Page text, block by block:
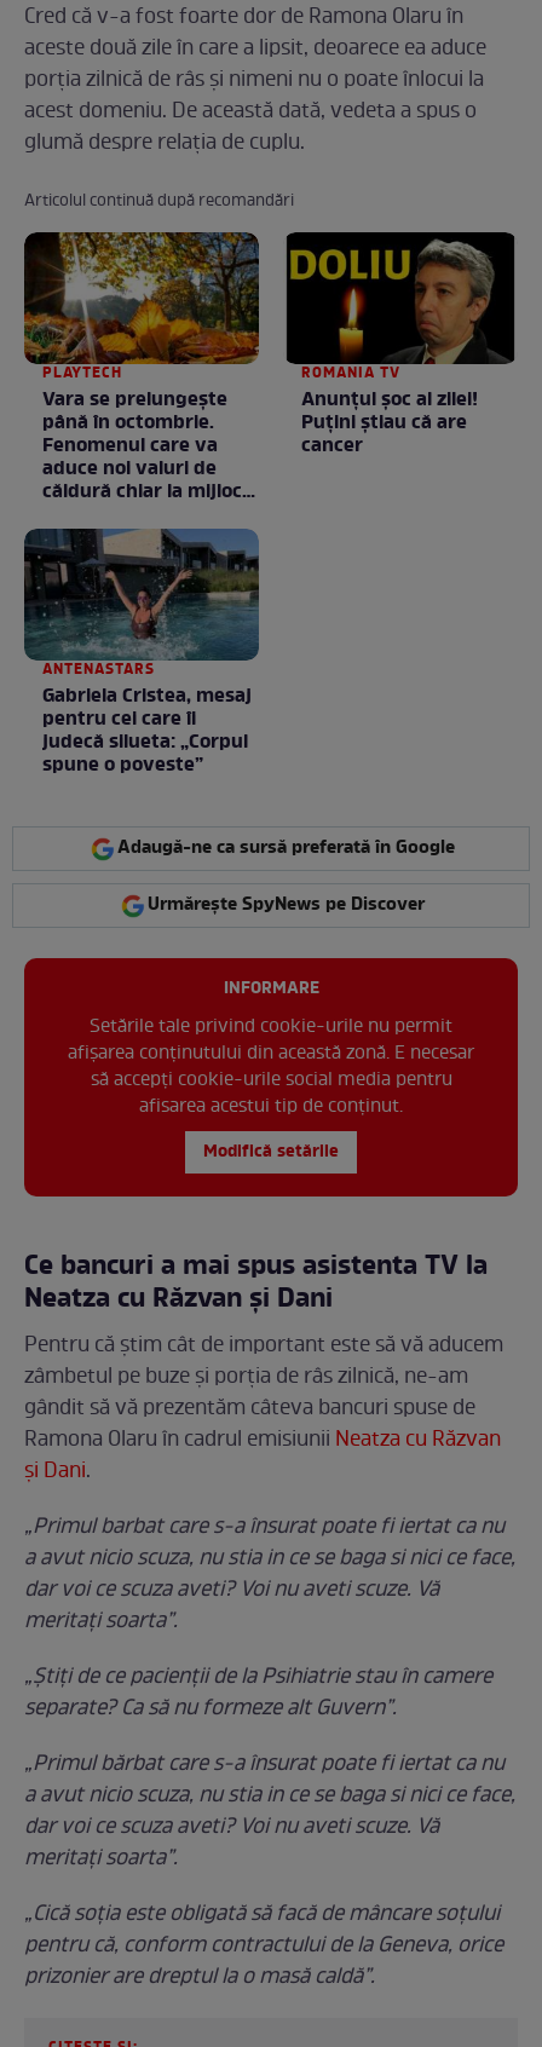
Cred că v-a fost foarte dor de Ramona Olaru în
aceste două zile în care a lipsit, deoarece ea aduce
porția zilnică de râs și nimeni nu o poate înlocui la
acest domeniu. De această dată, vedeta a spus o
glumă despre relația de cuplu.
Articolul continuă după recomandări
PLAYTECH
Vara se prelungeşte
până în octombrie.
Fenomenul care va
aduce noi valuri de
căldură chiar la mijlocul
ROMANIA TV
Anunţul şoc al zilei!
Puţini ştiau că are
cancer
ANTENASTARS
Gabriela Cristea, mesaj
pentru cei care îi
judecă silueta: „Corpul
spune o poveste”
Adaugă-ne ca sursă preferată în Google
Urmărește SpyNews pe Discover
INFORMARE
Setările tale privind cookie-urile nu permit
afișarea conținutului din această zonă. E necesar
să accepți cookie-urile social media pentru
afisarea acestui tip de conținut.
Modifică setările
Ce bancuri a mai spus asistenta TV la
Neatza cu Răzvan și Dani
Pentru că știm cât de important este să vă aducem
zâmbetul pe buze și porția de râs zilnică, ne-am
gândit să vă prezentăm câteva bancuri spuse de
Ramona Olaru în cadrul emisiunii Neatza cu Răzvan
și Dani.
„Primul barbat care s-a însurat poate fi iertat ca nu
a avut nicio scuza, nu stia in ce se baga si nici ce face,
dar voi ce scuza aveti? Voi nu aveti scuze. Vă
meritați soarta”.
„Știți de ce pacienții de la Psihiatrie stau în camere
separate? Ca să nu formeze alt Guvern”.
„Primul bărbat care s-a însurat poate fi iertat ca nu
a avut nicio scuza, nu stia in ce se baga si nici ce face,
dar voi ce scuza aveti? Voi nu aveti scuze. Vă
meritați soarta”.
„Cică soția este obligată să facă de mâncare soțului
pentru că, conform contractului de la Geneva, orice
prizonier are dreptul la o masă caldă”.